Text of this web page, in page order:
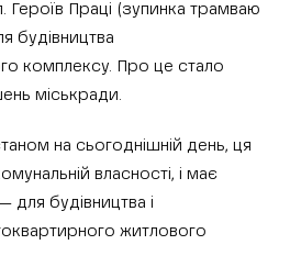
Героїв Праці (зупинка трамваю
будівництва
комплексу. Про це стало
міськради.
на сьогоднішній день, ця
власності, і має
для будівництва і
житлового